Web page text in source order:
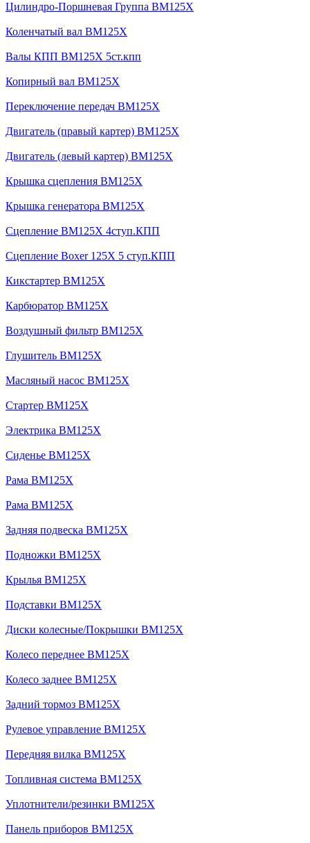
Цилиндро-Поршневая Группа BM125X
Коленчатый вал BM125X
Валы КПП BM125X 5ст.кпп
Копирный вал BM125X
Переключение передач BM125X
Двигатель (правый картер) BM125X
Двигатель (левый картер) BM125X
Крышка сцепления BM125X
Крышка генератора BM125X
Сцепление BM125X 4ступ.КПП
Сцепление Boxer 125X 5 ступ.КПП
Кикстартер BM125X
Карбюратор BM125X
Воздушный фильтр BM125X
Глушитель BM125X
Масляный насос BM125X
Стартер BM125X
Электрика BM125X
Сиденье BM125X
Рама BM125X
Рама BM125X
Задняя подвеска BM125X
Подножки BM125X
Крылья BM125X
Подставки BM125X
Диски колесные/Покрышки BM125X
Колесо переднее BM125X
Колесо заднее BM125X
Задний тормоз BM125X
Рулевое управление BM125X
Передняя вилка BM125X
Топливная система BM125X
Уплотнители/резинки BM125X
Панель приборов BM125X